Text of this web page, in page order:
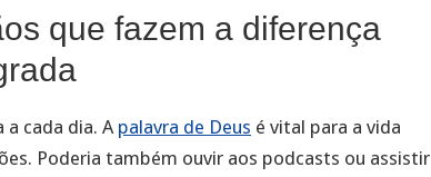
que fazem a diferença
a cada dia. A palavra de Deus é vital para a vida
Poderia também ouvir aos podcasts ou assistir